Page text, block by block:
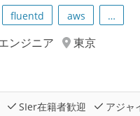
fluentd aws …
ンジニア
東京
SIer在籍者歓迎
アジャ